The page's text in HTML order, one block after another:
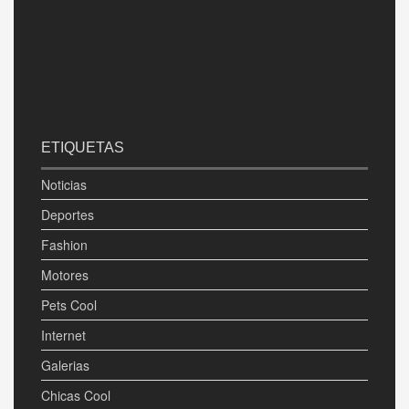
ETIQUETAS
Noticias
Deportes
Fashion
Motores
Pets Cool
Internet
Galerias
Chicas Cool